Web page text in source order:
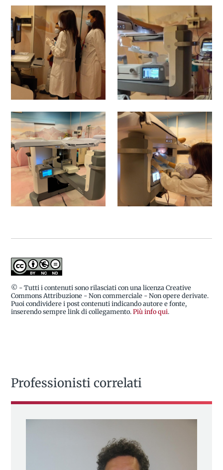
© - Tutti i contenuti sono rilasciati con una licenza Creative
Commons Attribuzione - Non commerciale - Non opere derivate.
Puoi condividere i post contenuti indicando autore e fonte,
inserendo sempre link di collegamento.Più info qui.
Professionisti correlati